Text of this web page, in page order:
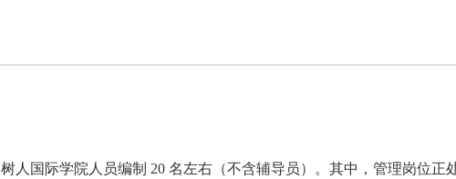
树人国际学院人员编制 20 名左右（不含辅导员）。其中，管理岗位